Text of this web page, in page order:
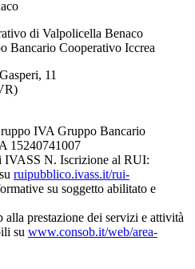
di Valpolicella Benaco
Bancario Cooperativo Iccrea
11
IVA Gruppo Bancario
15240741007
IVASS N. Iscrizione al RUI:
ruipubblico.ivass.it/rui-
su soggetto abilitato e
prestazione dei servizi e attività
su www.consob.it/web/area-